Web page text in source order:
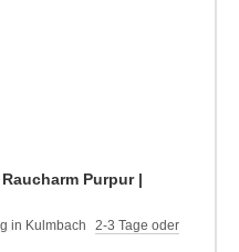
Purpur |
2-3 Tage oder